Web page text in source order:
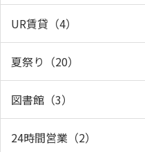
UR賃貸（4）
夏祭り（20）
図書館（3）
24時間営業（2）